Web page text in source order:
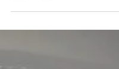
#Eventos #asociaciones